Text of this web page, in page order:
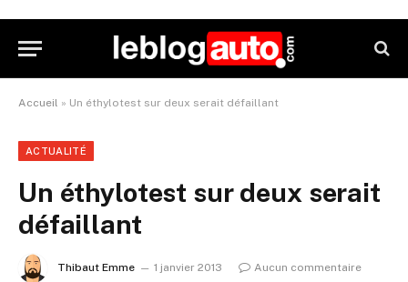
Accueil » Un éthylotest sur deux serait défaillant
ACTUALITÉ
Un éthylotest sur deux serait
défaillant
Thibaut Emme 1 janvier 2013 Aucun commentaire